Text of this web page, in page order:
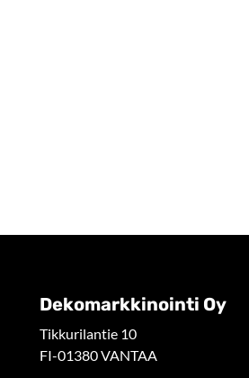
Dekomarkkinointi Oy
Tikkurilantie 10
FI-01380 VANTAA